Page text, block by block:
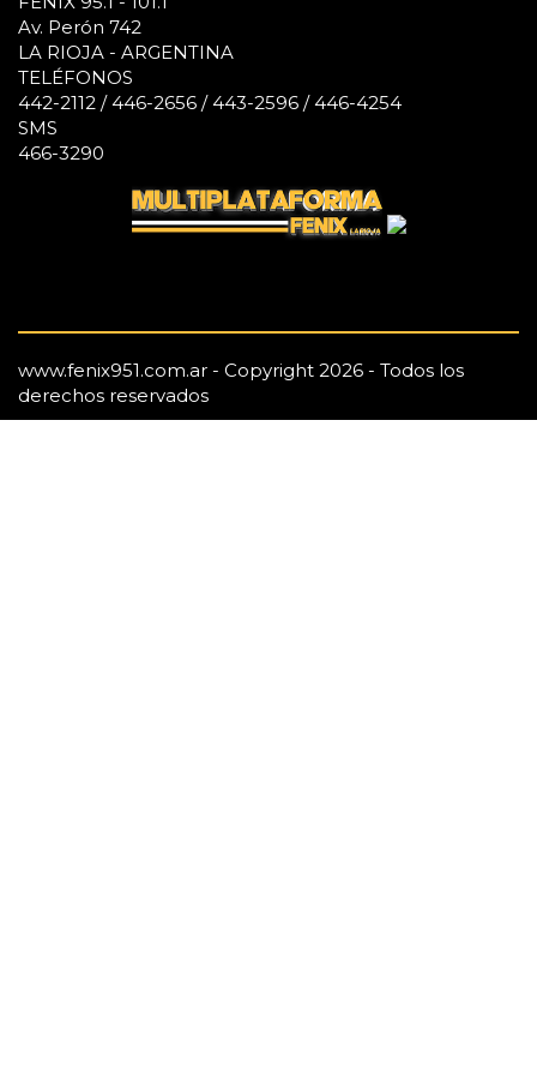
Av. Perón 742
LA RIOJA - ARGENTINA
TELÉFONOS
442-2112 / 446-2656 / 443-2596 / 446-4254
SMS
466-3290
www.fenix951.com.ar - Copyright 2026 - Todos los
derechos reservados